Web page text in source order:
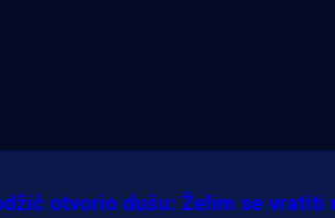
otvorio dušu: Želim se vratiti